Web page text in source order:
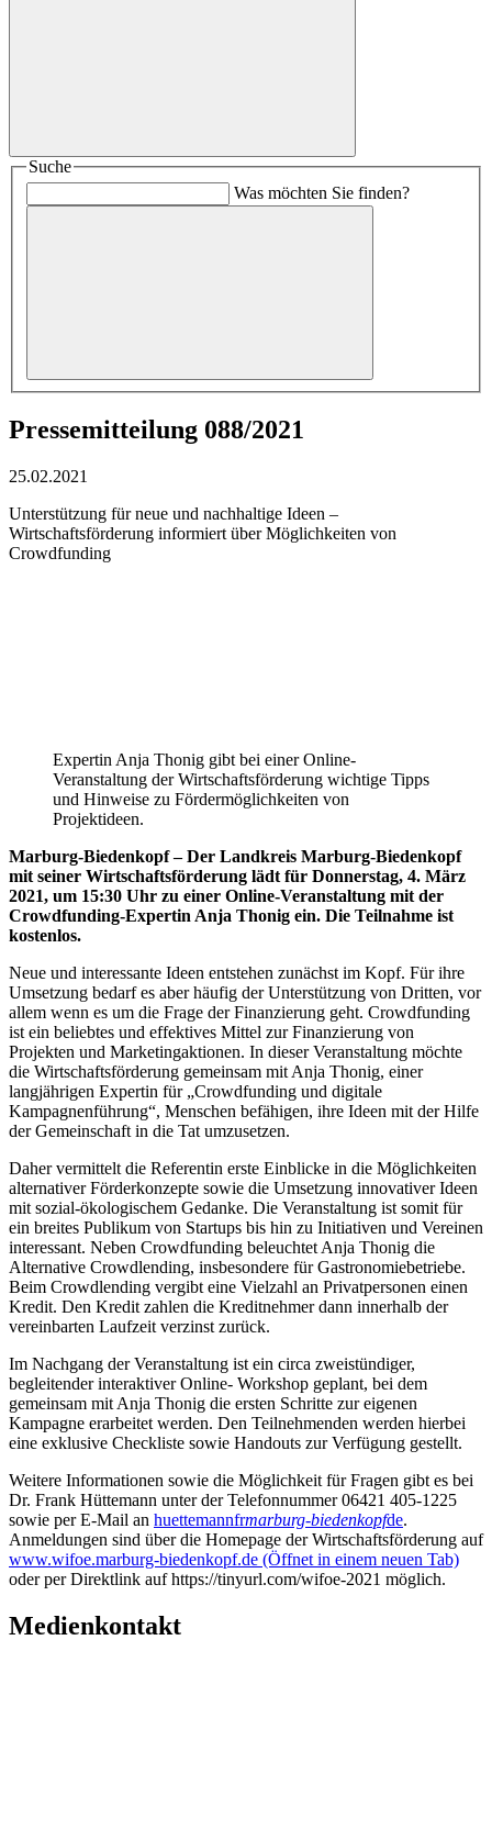
Suche
Was möchten Sie finden?
Pressemitteilung 088/2021
25.02.2021
Unterstützung für neue und nachhaltige Ideen –
Wirtschaftsförderung informiert über Möglichkeiten von
Crowdfunding
Expertin Anja Thonig gibt bei einer Online-
Veranstaltung der Wirtschaftsförderung wichtige Tipps
und Hinweise zu Fördermöglichkeiten von
Projektideen.
Marburg-Biedenkopf – Der Landkreis Marburg-Biedenkopf
mit seiner Wirtschaftsförderung lädt für Donnerstag, 4. März
2021, um 15:30 Uhr zu einer Online-Veranstaltung mit der
Crowdfunding-Expertin Anja Thonig ein. Die Teilnahme ist
kostenlos.
Neue und interessante Ideen entstehen zunächst im Kopf. Für ihre
Umsetzung bedarf es aber häufig der Unterstützung von Dritten, vor
allem wenn es um die Frage der Finanzierung geht. Crowdfunding
ist ein beliebtes und effektives Mittel zur Finanzierung von
Projekten und Marketingaktionen. In dieser Veranstaltung möchte
die Wirtschaftsförderung gemeinsam mit Anja Thonig, einer
langjährigen Expertin für „Crowdfunding und digitale
Kampagnenführung“, Menschen befähigen, ihre Ideen mit der Hilfe
der Gemeinschaft in die Tat umzusetzen.
Daher vermittelt die Referentin erste Einblicke in die Möglichkeiten
alternativer Förderkonzepte sowie die Umsetzung innovativer Ideen
mit sozial-ökologischem Gedanke. Die Veranstaltung ist somit für
ein breites Publikum von Startups bis hin zu Initiativen und Vereinen
interessant. Neben Crowdfunding beleuchtet Anja Thonig die
Alternative Crowdlending, insbesondere für Gastronomiebetriebe.
Beim Crowdlending vergibt eine Vielzahl an Privatpersonen einen
Kredit. Den Kredit zahlen die Kreditnehmer dann innerhalb der
vereinbarten Laufzeit verzinst zurück.
Im Nachgang der Veranstaltung ist ein circa zweistündiger,
begleitender interaktiver Online- Workshop geplant, bei dem
gemeinsam mit Anja Thonig die ersten Schritte zur eigenen
Kampagne erarbeitet werden. Den Teilnehmenden werden hierbei
eine exklusive Checkliste sowie Handouts zur Verfügung gestellt.
Weitere Informationen sowie die Möglichkeit für Fragen gibt es bei
Dr. Frank Hüttemann unter der Telefonnummer 06421 405-1225
sowie per E-Mail an huettemannfrmarburg-biedenkopfde.
Anmeldungen sind über die Homepage der Wirtschaftsförderung auf
www.wifoe.marburg-biedenkopf.de (Öffnet in einem neuen Tab)
oder per Direktlink auf https://tinyurl.com/wifoe-2021 möglich.
Medienkontakt